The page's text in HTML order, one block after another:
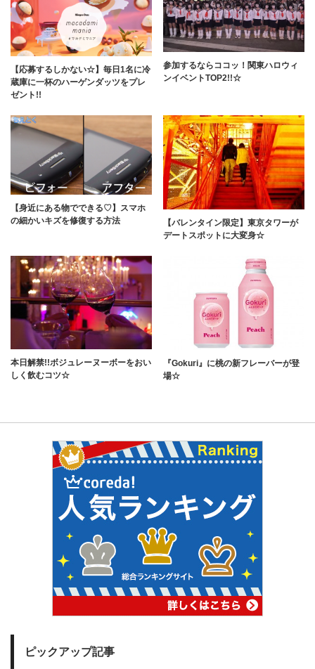
【応募するしかない☆】毎日1名に冷
蔵庫に一杯のハーゲンダッツをプレ
ゼント!!
参加するならココッ！関東ハロウィ
ンイベントTOP2!!☆
【身近にある物でできる♡】スマホ
の細かいキズを修復する方法
【バレンタイン限定】東京タワーが
デートスポットに大変身☆
本日解禁!!ボジュレーヌーボーをおい
しく飲むコツ☆
『Gokuri』に桃の新フレーバーが登
場☆
ピックアップ記事